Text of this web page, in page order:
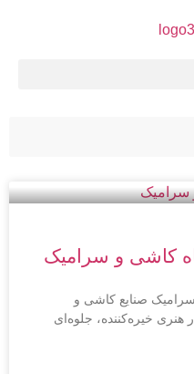
کاشی و سرامیک
صنایع کاشی و
هنری خیره‌کننده، جلوه‌ای